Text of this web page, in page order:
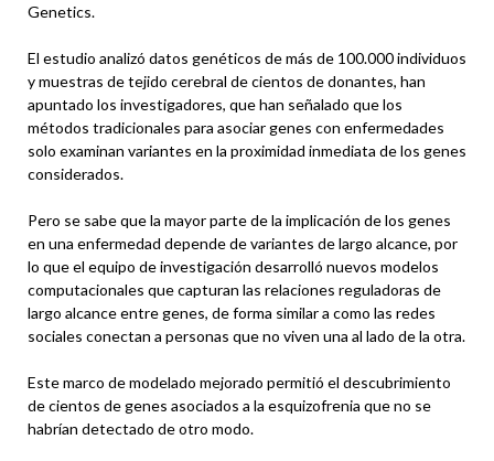
Genetics.
El estudio analizó datos genéticos de más de 100.000 individuos
y muestras de tejido cerebral de cientos de donantes, han
apuntado los investigadores, que han señalado que los
métodos tradicionales para asociar genes con enfermedades
solo examinan variantes en la proximidad inmediata de los genes
considerados.
Pero se sabe que la mayor parte de la implicación de los genes
en una enfermedad depende de variantes de largo alcance, por
lo que el equipo de investigación desarrolló nuevos modelos
computacionales que capturan las relaciones reguladoras de
largo alcance entre genes, de forma similar a como las redes
sociales conectan a personas que no viven una al lado de la otra.
Este marco de modelado mejorado permitió el descubrimiento
de cientos de genes asociados a la esquizofrenia que no se
habrían detectado de otro modo.